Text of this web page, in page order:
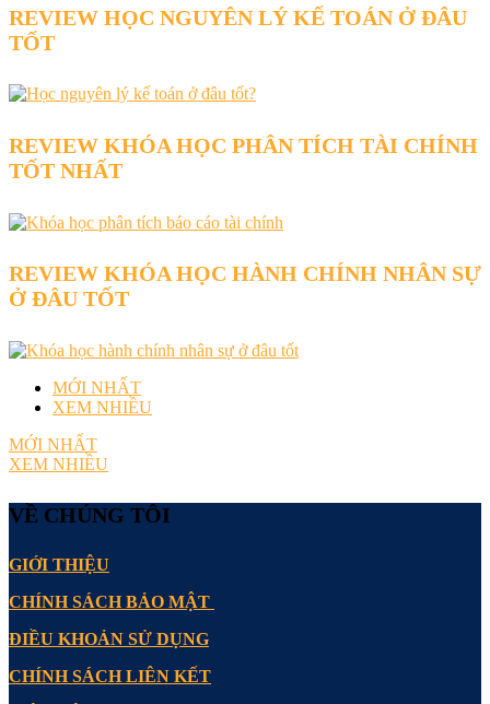
REVIEW HỌC NGUYÊN LÝ KẾ TOÁN Ở ĐÂU
TỐT
REVIEW KHÓA HỌC PHÂN TÍCH TÀI CHÍNH
TỐT NHẤT
REVIEW KHÓA HỌC HÀNH CHÍNH NHÂN SỰ
Ở ĐÂU TỐT
MỚI NHẤT
XEM NHIỀU
MỚI NHẤT
XEM NHIỀU
VỀ CHÚNG TÔI
GIỚI THIỆU
CHÍNH SÁCH BẢO MẬT
ĐIỀU KHOẢN SỬ DỤNG
CHÍNH SÁCH LIÊN KẾT